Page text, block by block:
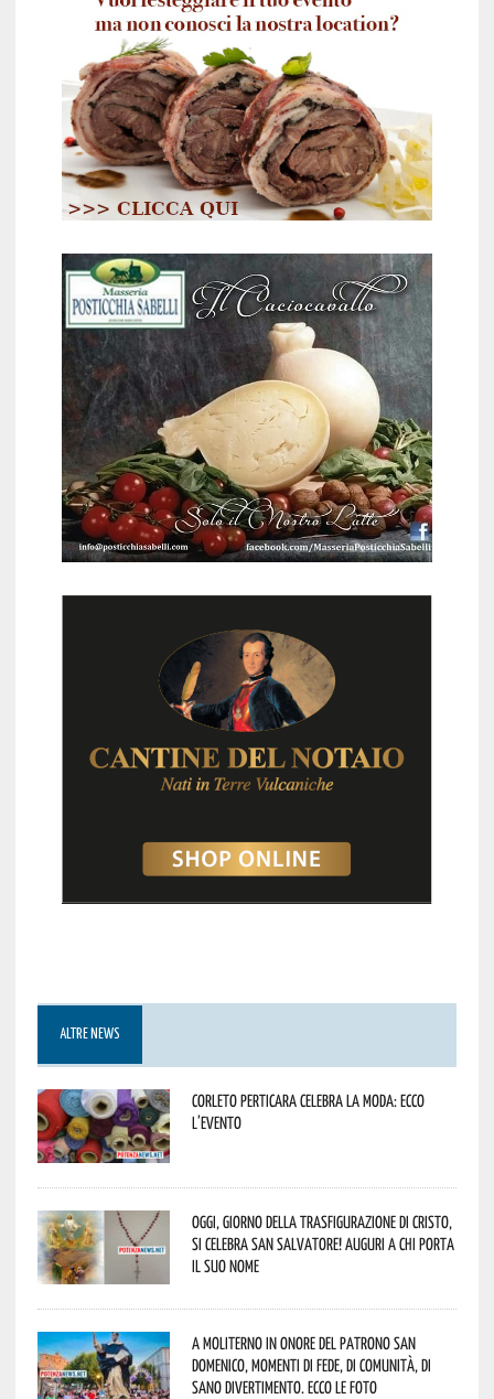
ALTRE NEWS
Corleto Perticara celebra la moda: ecco
l’evento
Oggi, giorno della Trasfigurazione di Cristo,
si celebra San Salvatore! Auguri a chi porta
il suo nome
A Moliterno in onore del Patrono San
Domenico, momenti di fede, di comunità, di
sano divertimento. Ecco le foto